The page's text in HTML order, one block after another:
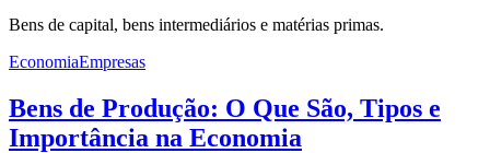
Bens de capital, bens intermediários e matérias primas.
EconomiaEmpresas
Bens de Produção: O Que São, Tipos e
Importância na Economia